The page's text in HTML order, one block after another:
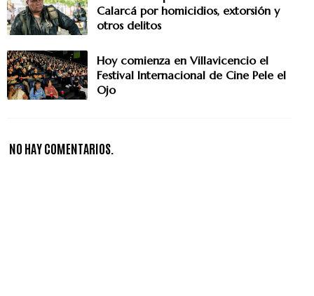
Calarcá por homicidios, extorsión y
otros delitos
Hoy comienza en Villavicencio el
Festival Internacional de Cine Pele el
Ojo
NO HAY COMENTARIOS.